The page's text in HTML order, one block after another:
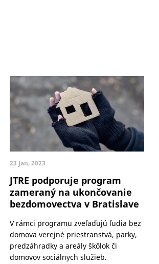
23 Jan, 2023
JTRE podporuje program
zameraný na ukončovanie
bezdomovectva v Bratislave
V rámci programu zveľaďujú ľudia bez
domova verejné priestranstvá, parky,
predzáhradky a areály škôlok či
domovov sociálnych služieb.